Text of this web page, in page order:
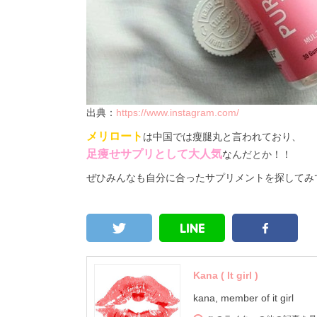
出典： https://www.instagram.com/
メリロート は中国では瘦腿丸と言われており、
足痩せサプリとして大人気なんだとか！！
ぜひみんなも自分に合ったサプリメントを探してみ
Kana ( It girl )
kana, member of it girl